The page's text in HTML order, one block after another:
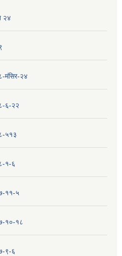
२४
मंसिर-२४
६-२२
५१३
१-६
११-५
१०-१८
९-६